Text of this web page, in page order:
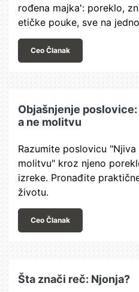
rođena majka': poreklo,
etičke pouke, sve na
Ceo Članak
Objašnjenje
a ne molitvu
Razumite poslovicu
molitvu" kroz njeno
izreke. Pronađite
životu.
Ceo Članak
Šta znači reč: Njonja?